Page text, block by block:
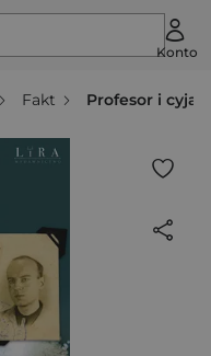
Konto
Fakt Profesor i